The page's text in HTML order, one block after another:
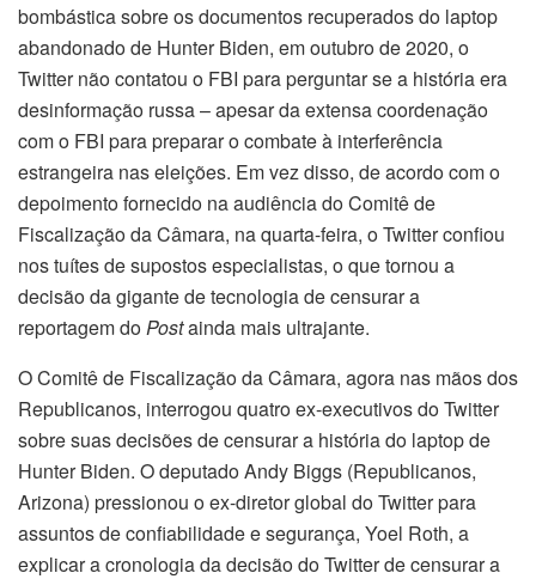
bombástica sobre os documentos recuperados do laptop
abandonado de Hunter Biden, em outubro de 2020, o
Twitter não contatou o FBI para perguntar se a história era
desinformação russa – apesar da extensa coordenação
com o FBI para preparar o combate à interferência
estrangeira nas eleições. Em vez disso, de acordo com o
depoimento fornecido na audiência do Comitê de
Fiscalização da Câmara, na quarta-feira, o Twitter confiou
nos tuítes de supostos especialistas, o que tornou a
decisão da gigante de tecnologia de censurar a
reportagem do Postainda mais ultrajante.
O Comitê de Fiscalização da Câmara, agora nas mãos dos
Republicanos, interrogou quatro ex-executivos do Twitter
sobre suas decisões de censurar a história do laptop de
Hunter Biden. O deputado Andy Biggs (Republicanos,
Arizona) pressionou o ex-diretor global do Twitter para
assuntos de confiabilidade e segurança, Yoel Roth, a
explicar a cronologia da decisão do Twitter de censurar a